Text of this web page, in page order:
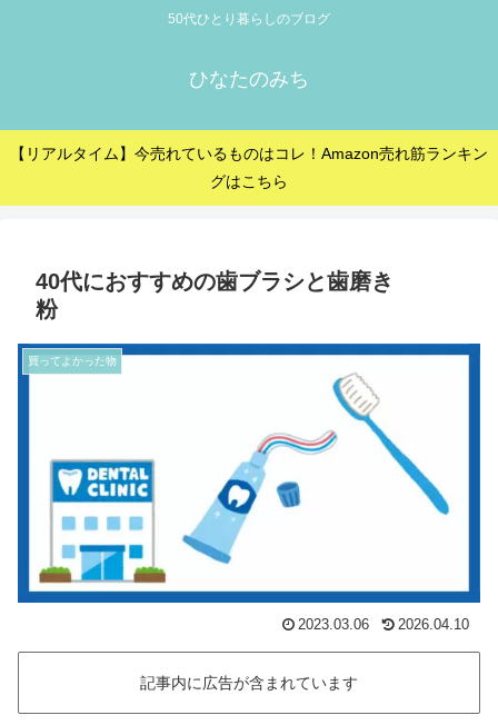
50代ひとり暮らしのブログ
ひなたのみち
【リアルタイム】今売れているものはコレ！Amazon売れ筋ランキン
グはこちら
40代におすすめの歯ブラシと歯磨き
粉
買ってよかった物
2023.03.06 2026.04.10
記事内に広告が含まれています